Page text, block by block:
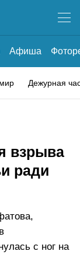
Афиша
Дежурная
взрыва
ради
с ног на